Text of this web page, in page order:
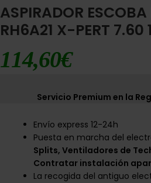
ASPIRADOR
RH6A21 X-PERT 7.60
114,60€
Servicio Premium en la
Envío express 12-24h
Puesta en marcha del
Splits, Ventiladores de
Contratar instalación
La recogida del antiguo